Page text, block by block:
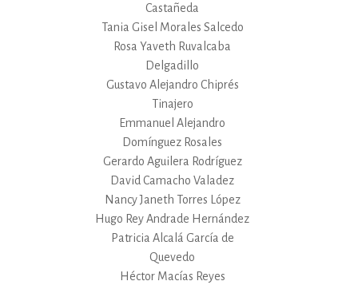
Castañeda
Tania Gisel Morales Salcedo
Rosa Yaveth Ruvalcaba
Delgadillo
Gustavo Alejandro Chiprés
Tinajero
Emmanuel Alejandro
Domínguez Rosales
Gerardo Aguilera Rodríguez
David Camacho Valadez
Nancy Janeth Torres López
Hugo Rey Andrade Hernández
Patricia Alcalá García de
Quevedo
Héctor Macías Reyes